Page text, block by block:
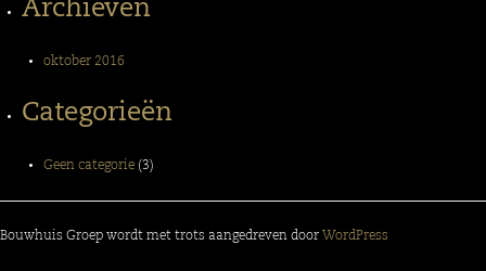
Archieven
oktober 2016
Categorieën
Geen categorie (3)
Bouwhuis Groep wordt met trots aangedreven door WordPress